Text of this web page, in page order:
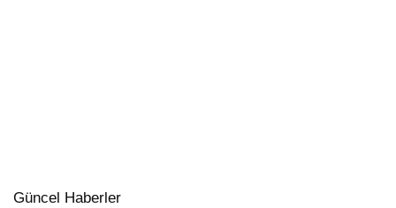
Güncel Haberler